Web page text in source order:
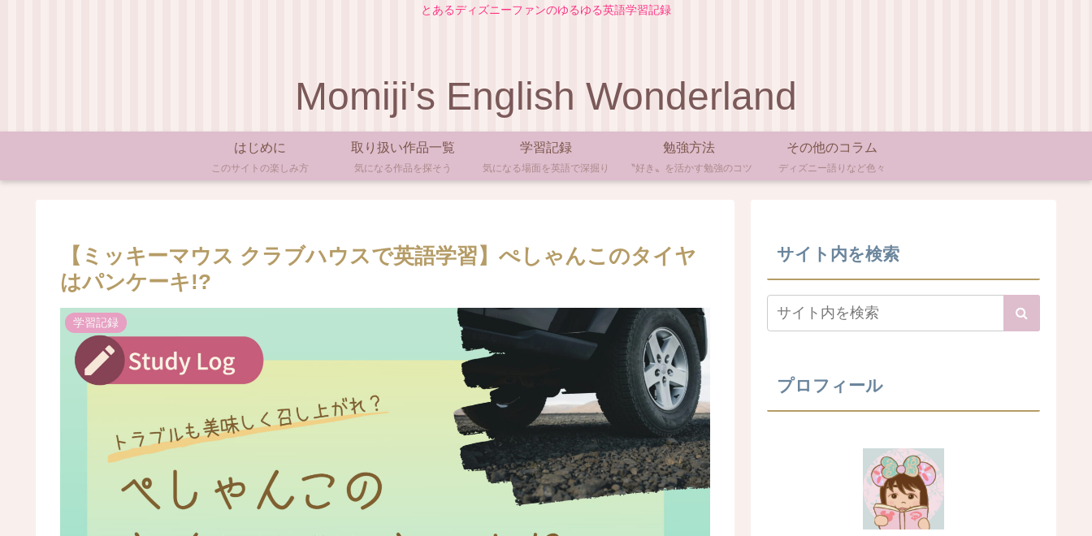
とあるディズニーファンのゆるゆる英語学習記録
Momiji's English Wonderland
はじめに
このサイトの楽しみ方
取り扱い作品一覧
気になる作品を探そう
学習記録
気になる場面を英語で深掘り
勉強方法
〝好き〟を活かす勉強のコツ
その他のコラム
ディズニー語りなど色々
【ミッキーマウス クラブハウスで英語学習】ぺしゃんこのタイヤ
はパンケーキ!?
学習記録
サイト内を検索
プロフィール